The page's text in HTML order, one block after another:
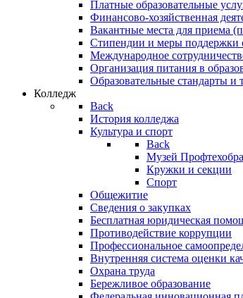
Платные образовательные
Финансово-хозяйственная
Вакантные места для приема
Стипендии и меры поддержки
Международное
Организация питания в
Образовательные стандарты и
Колледж
Back
История колледжа
Культура и спорт
Back
Музей
Кружки и секции
Спорт
Общежитие
Сведения о закупках
Бесплатная юридическая
Противодействие коррупции
Профессиональное
Внутренняя система оценки
Охрана труда
Бережливое образование